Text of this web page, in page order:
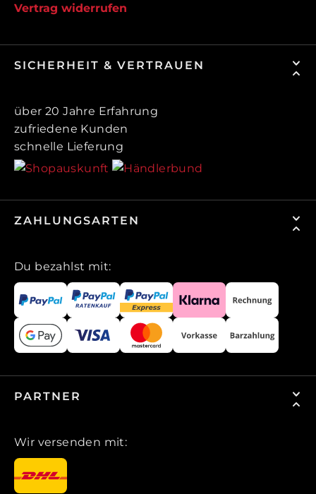
Vertrag widerrufen
SICHERHEIT & VERTRAUEN
über 20 Jahre Erfahrung
zufriedene Kunden
schnelle Lieferung
ZAHLUNGSARTEN
Du bezahlst mit:
PARTNER
Wir versenden mit: